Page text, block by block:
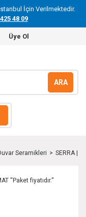
İçin Verilmektedir.
48 09
Üye Ol
ARA
Seramikleri SERRA |